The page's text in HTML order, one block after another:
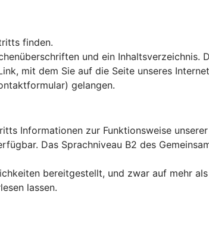
finden.
und ein Inhaltsverzeichnis.
mit dem Sie auf die Seite unseres
gelangen.
Informationen zur Funktionsweise
Das Sprachniveau B2 des
bereitgestellt, und zwar auf mehr
lassen.